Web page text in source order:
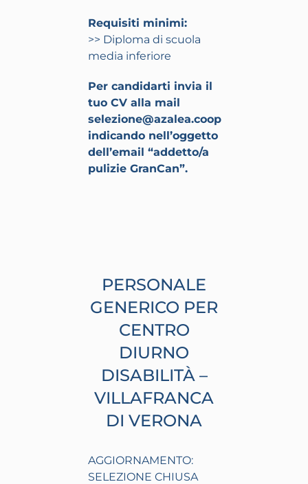
Requisiti minimi:
>> Diploma di scuola
media inferiore
Per candidarti invia il
tuo CV alla mail
selezione@azalea.coop
indicando nell’oggetto
dell’email “addetto/a
pulizie GranCan”.
PERSONALE
GENERICO PER
CENTRO
DIURNO
DISABILITÀ –
VILLAFRANCA
DI VERONA
AGGIORNAMENTO:
SELEZIONE CHIUSA